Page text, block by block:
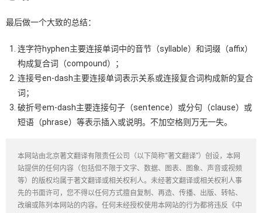
最后做一个大致的总结：
连字符hyphen主要连接单词中的音节（syllable）和词缀（affix）
构成复合词（compound）；
连接号en-dash主要连接单词表示关系或连接复合词构成新的复合
词；
破折号em-dash主要连接句子（sentence）或分句（clause）或
短语（phrase）等表示插入或说明。不加空格则万无一失。
本网站由北京著文翻译有限责任公司（以下简称“著文翻译”）创设，本网
站提供的任何内容（包括但不限于文字、数据、图表、图象、声音或视频
等）的版权均属于著文翻译或相关权利人。未经著文翻译或相关权利人事
先的书面许可，您不得以任何方式擅自复制、再造、传播、出版、转帖、
改编或陈列本网站的内容。任何未经授权使用本网站的行为都将违反《中